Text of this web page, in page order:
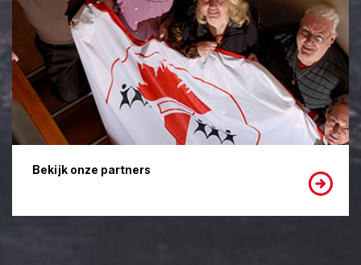
Bekijk onze partners